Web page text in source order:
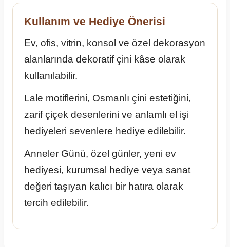
Kullanım ve Hediye Önerisi
Ev, ofis, vitrin, konsol ve özel dekorasyon
alanlarında dekoratif çini kâse olarak
kullanılabilir.
Lale motiflerini, Osmanlı çini estetiğini,
zarif çiçek desenlerini ve anlamlı el işi
hediyeleri sevenlere hediye edilebilir.
Anneler Günü, özel günler, yeni ev
hediyesi, kurumsal hediye veya sanat
değeri taşıyan kalıcı bir hatıra olarak
tercih edilebilir.